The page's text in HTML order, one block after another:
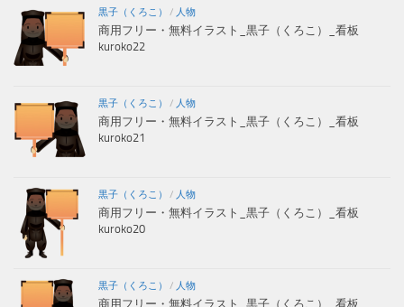
黒子（くろこ） / 人物
商用フリー・無料イラスト_黒子（くろこ）_看板
kuroko22
黒子（くろこ） / 人物
商用フリー・無料イラスト_黒子（くろこ）_看板
kuroko21
黒子（くろこ） / 人物
商用フリー・無料イラスト_黒子（くろこ）_看板
kuroko20
黒子（くろこ） / 人物
商用フリー・無料イラスト_黒子（くろこ）_看板